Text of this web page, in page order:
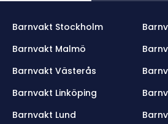
Barnvakt Stockholm
Barnvakt Malmö
Barnvakt Västerås
Barnvakt Linköping
Barnvakt Lund